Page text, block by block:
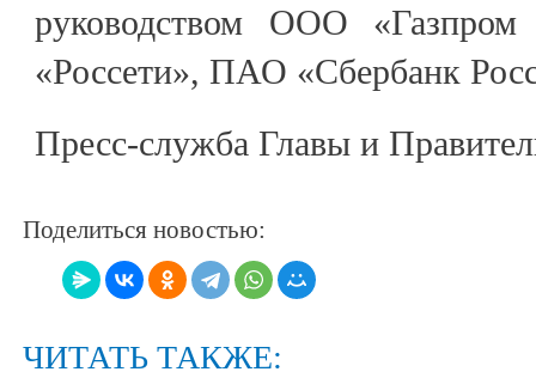
руководством ООО
«Россети», ПАО «Сбербанк
Пресс-служба Главы и
Поделиться новостью:
ЧИТАТЬ ТАКЖЕ: